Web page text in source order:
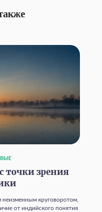
точки зрения
круговоротом,
от индийского понятия